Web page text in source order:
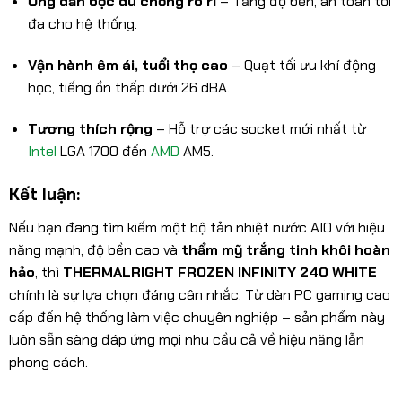
đa cho hệ thống.
Vận hành êm ái, tuổi thọ cao – Quạt tối ưu khí động
học, tiếng ồn thấp dưới 26 dBA.
Tương thích rộng – Hỗ trợ các socket mới nhất từ
Intel LGA 1700 đến AMD AM5.
Kết luận:
Nếu bạn đang tìm kiếm một bộ tản nhiệt nước AIO với hiệu
năng mạnh, độ bền cao và thẩm mỹ trắng tinh khôi hoàn
hảo, thì THERMALRIGHT FROZEN INFINITY 240 WHITE
chính là sự lựa chọn đáng cân nhắc. Từ dàn PC gaming cao
cấp đến hệ thống làm việc chuyên nghiệp – sản phẩm này
luôn sẵn sàng đáp ứng mọi nhu cầu cả về hiệu năng lẫn
phong cách.